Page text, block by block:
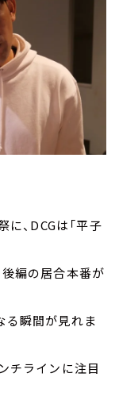
、DCGは「平子
編の居合本番が
る瞬間が見れま
チラインに注目